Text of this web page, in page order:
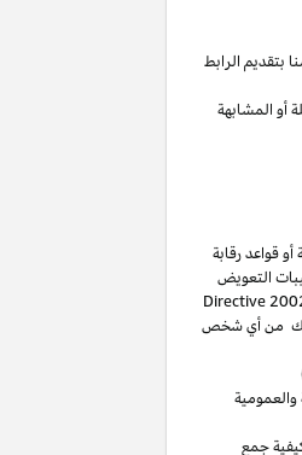
بتقديم الرابط
أو المشابهة
قواعد رقابة
التعويض
Directive
من أي شخص
جمع